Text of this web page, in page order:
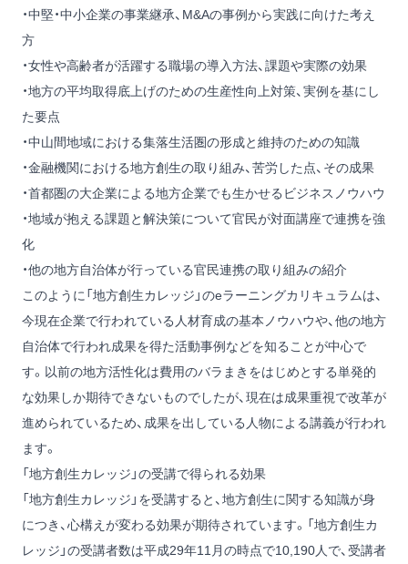
・中堅・中小企業の事業継承、M&Aの事例から実践に向けた考え
方
・女性や高齢者が活躍する職場の導入方法、課題や実際の効果
・地方の平均取得底上げのための生産性向上対策、実例を基にし
た要点
・中山間地域における集落生活圏の形成と維持のための知識
・金融機関における地方創生の取り組み、苦労した点、その成果
・首都圏の大企業による地方企業でも生かせるビジネスノウハウ
・地域が抱える課題と解決策について官民が対面講座で連携を強
化
・他の地方自治体が行っている官民連携の取り組みの紹介
このように「地方創生カレッジ」のeラーニングカリキュラムは、
今現在企業で行われている人材育成の基本ノウハウや、他の地方
自治体で行われ成果を得た活動事例などを知ることが中心で
す。以前の地方活性化は費用のバラまきをはじめとする単発的
な効果しか期待できないものでしたが、現在は成果重視で改革が
進められているため、成果を出している人物による講義が行われ
ます。
「地方創生カレッジ」の受講で得られる効果
「地方創生カレッジ」を受講すると、地方創生に関する知識が身
につき、心構えが変わる効果が期待されています。「地方創生カ
レッジ」の受講者数は平成29年11月の時点で10,190人で、受講者